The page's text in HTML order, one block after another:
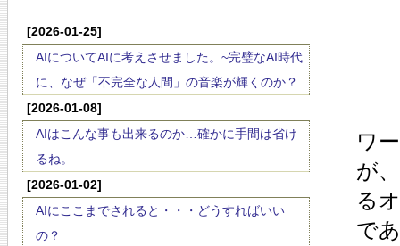
[2026-01-25]
AIについてAIに考えさせました。~完璧なAI時代
に、なぜ「不完全な人間」の音楽が輝くのか？
[2026-01-08]
AIはこんな事も出来るのか…確かに手間は省け
るね。
[2026-01-02]
AIにここまでされると・・・どうすればいい
の？
ワ
が
る
で